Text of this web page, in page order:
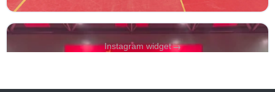
Instagram widget→